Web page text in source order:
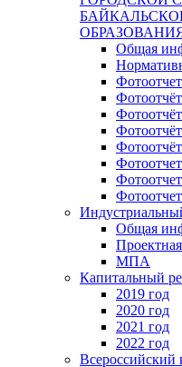
Общая
Общая
МПА
Капитальный
2019 год
2020 год
2021 год
2022 год
Всероссийский